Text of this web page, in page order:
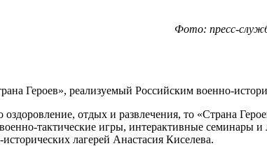
Фото: пресс-
Героев», реализуемый Российским военно-
отдых и развлечения, то «Страна
тактические игры, интерактивные семинары и
лагерей Анастасия Киселева.